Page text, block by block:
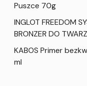
Puszce 70g
INGLOT FREEDOM
BRONZER DO
KABOS Primer
ml